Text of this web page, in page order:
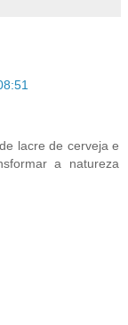
lacre de cerveja e
a natureza